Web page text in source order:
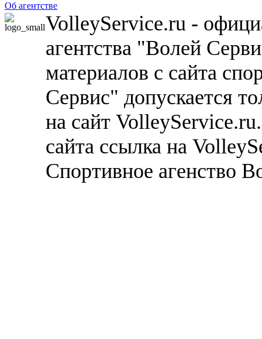
Об агентстве
VolleyService.ru -
агентства "Волей
материалов с сайта
Сервис" допускается
на сайт
сайта ссылка на
Спортивное агенство